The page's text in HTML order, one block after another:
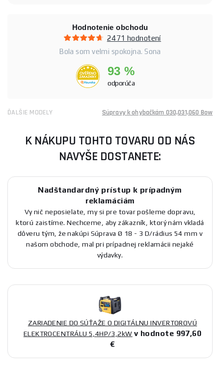
Hodnotenie obchodu
2471 hodnotení
Bola som velmi spokojna. Sona
93 %
odporúča
ĎALŠIE MODELY Súpravy k ohybačkám 030,031,060 Bow
K NÁKUPU TOHTO TOVARU OD NÁS
NAVYŠE DOSTANETE:
Nadštandardný prístup k prípadným
reklamáciám
Vy nič neposielate, my si pre tovar pošleme dopravu,
ktorú zaistíme. Nechceme, aby zákazník, ktorý nám vkladá
dôveru tým, že nakúpi Súprava Ø 18 - 3 D/rádius 54 mm v
našom obchode, mal pri prípadnej reklamácii nejaké
výdavky.
ZARIADENIE DO SÚŤAŽE O DIGITÁLNU INVERTOROVÚ
ELEKTROCENTRÁLU 5,4HP/3,2kW v hodnote 997,60
€